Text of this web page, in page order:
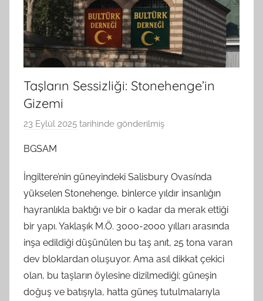
Taşların Sessizliği: Stonehenge’in
Gizemi
23 Eylül 2025 tarihinde gönderilmiş
M
t
a
r
a
f
ı
n
BGSAM
İngiltere’nin güneyindeki Salisbury Ovası’nda
yükselen Stonehenge, binlerce yıldır insanlığın
hayranlıkla baktığı ve bir o kadar da merak ettiği
bir yapı. Yaklaşık M.Ö. 3000-2000 yılları arasında
inşa edildiği düşünülen bu taş anıt, 25 tona varan
dev bloklardan oluşuyor. Ama asıl dikkat çekici
olan, bu taşların öylesine dizilmediği; güneşin
doğuş ve batışıyla, hatta güneş tutulmalarıyla